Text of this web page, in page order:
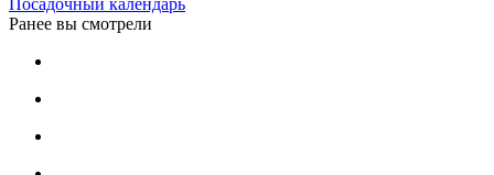
Ранее вы смотрели